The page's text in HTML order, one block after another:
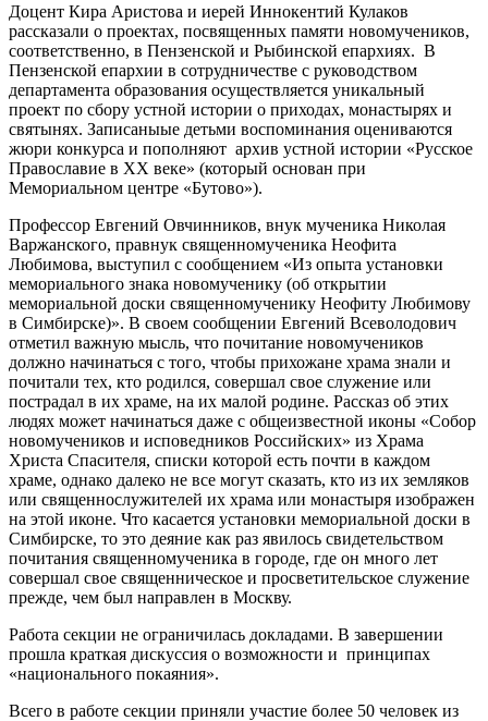
Доцент Кира Аристова и иерей Иннокентий Кулаков
рассказали о проектах, посвященных памяти новомучеников,
соответственно, в Пензенской и Рыбинской епархиях. В
Пензенской епархии в сотрудничестве с руководством
департамента образования осуществляется уникальный
проект по сбору устной истории о приходах, монастырях и
святынях. Записаныые детьми воспоминания оцениваются
жюри конкурса и пополняют архив устной истории «Русское
Православие в XX веке» (который основан при
Мемориальном центре «Бутово»).
Профессор Евгений Овчинников, внук мученика Николая
Варжанского, правнук священномученика Неофита
Любимова, выступил с сообщением «Из опыта установки
мемориального знака новомученику (об открытии
мемориальной доски священномученику Неофиту Любимову
в Симбирске)». В своем сообщении Евгений Всеволодович
отметил важную мысль, что почитание новомучеников
должно начинаться с того, чтобы прихожане храма знали и
почитали тех, кто родился, совершал свое служение или
пострадал в их храме, на их малой родине. Рассказ об этих
людях может начинаться даже с общеизвестной иконы «Собор
новомучеников и исповедников Российских» из Храма
Христа Спасителя, списки которой есть почти в каждом
храме, однако далеко не все могут сказать, кто из их земляков
или священнослужителей их храма или монастыря изображен
на этой иконе. Что касается установки мемориальной доски в
Симбирске, то это деяние как раз явилось свидетельством
почитания священномученика в городе, где он много лет
совершал свое священническое и просветительское служение
прежде, чем был направлен в Москву.
Работа секции не ограничилась докладами. В завершении
прошла краткая дискуссия о возможности и принципах
«национального покаяния».
Всего в работе секции приняли участие более 50 человек из